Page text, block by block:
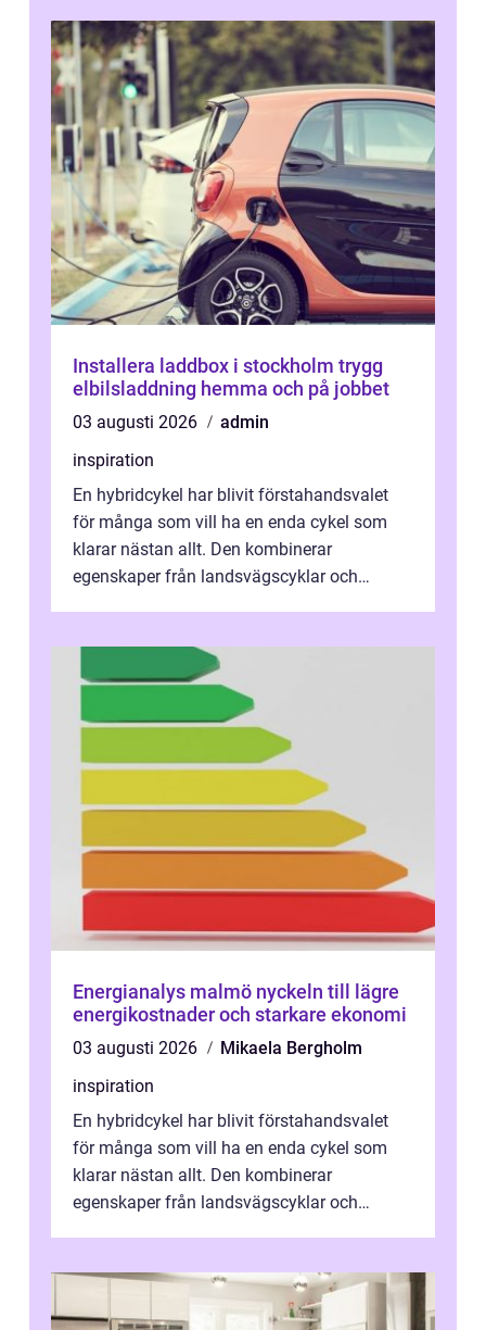
Installera laddbox i stockholm trygg
elbilsladdning hemma och på jobbet
03 augusti 2026
admin
inspiration
En hybridcykel har blivit förstahandsvalet
för många som vill ha en enda cykel som
klarar nästan allt. Den kombinerar
egenskaper från landsvägscyklar och
Energianalys malmö nyckeln till lägre
energikostnader och starkare ekonomi
03 augusti 2026
Mikaela Bergholm
inspiration
En hybridcykel har blivit förstahandsvalet
för många som vill ha en enda cykel som
klarar nästan allt. Den kombinerar
egenskaper från landsvägscyklar och